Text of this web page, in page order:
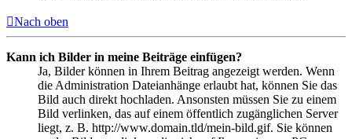
Nach oben
Kann ich Bilder in meine Beiträge einfügen?
Ja, Bilder können in Ihrem Beitrag angezeigt werden. Wenn
die Administration Dateianhänge erlaubt hat, können Sie das
Bild auch direkt hochladen. Ansonsten müssen Sie zu einem
Bild verlinken, das auf einem öffentlich zugänglichen Server
liegt, z. B. http://www.domain.tld/mein-bild.gif. Sie können